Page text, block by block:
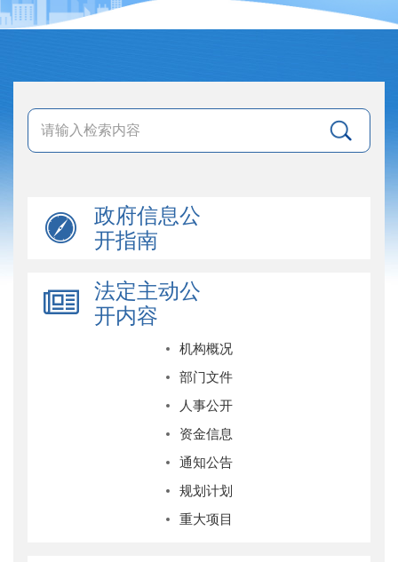
政府信息公
开指南
法定主动公
开内容
机构概况
部门文件
人事公开
资金信息
通知公告
规划计划
重大项目